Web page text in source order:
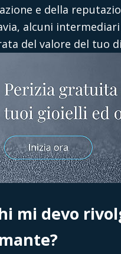
e della
alcuni
del valore del tuo
mi devo